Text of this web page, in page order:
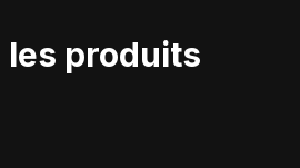
les produits